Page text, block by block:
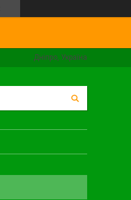
Дніпро, Україна